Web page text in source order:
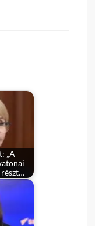
„A
részt…